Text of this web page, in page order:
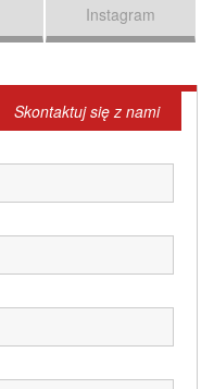
Instagram
Skontaktuj się z nami